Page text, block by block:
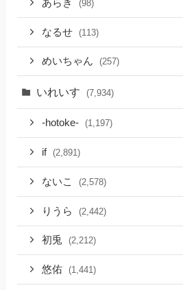
あらき (98)
なるせ (113)
めいちゃん (257)
いれいす (7,934)
-hotoke- (1,197)
if (2,891)
ないこ (2,578)
りうら (2,442)
初兎 (2,212)
悠佑 (1,441)